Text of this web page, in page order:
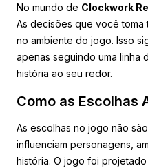
No mundo de Clockwork
As decisões que você toma
no ambiente do jogo. Isso
apenas seguindo uma linha
história ao seu redor.
Como as Escolhas
As escolhas no jogo não
influenciam personagens,
história. O jogo foi